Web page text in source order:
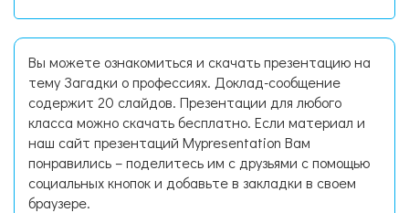
Вы можете ознакомиться и скачать презентацию на
тему Загадки о профессиях. Доклад-сообщение
содержит 20 слайдов. Презентации для любого
класса можно скачать бесплатно. Если материал и
наш сайт презентаций Mypresentation Вам
понравились – поделитесь им с друзьями с помощью
социальных кнопок и добавьте в закладки в своем
браузере.